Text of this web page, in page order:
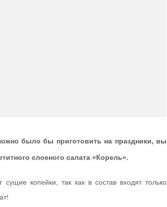
было бы приготовить на праздники, вы
слоеного салата «Корель».
сущие копейки, так как в состав входят только